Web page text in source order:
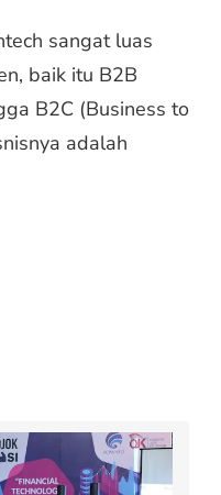
sangat luas
baik itu B2B
B2C (Business to
adalah